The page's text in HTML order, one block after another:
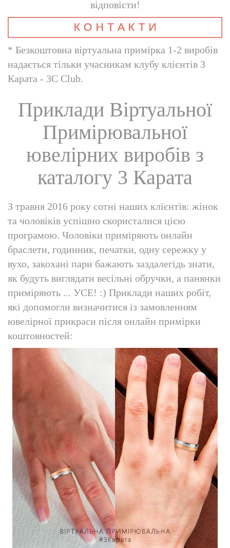
відповісти!
* Безкоштовна віртуальна примірка 1-2 виробів
надається тільки учасникам клубу клієнтів 3
Карата - 3С Club.
Приклади Віртуальної
Примірювальної
ювелірних виробів з
каталогу 3 Карата
З травня 2016 року сотні наших клієнтів: жінок
та чоловіків успішно скористалися цією
програмою. Чоловіки приміряють онлайн
браслети, годинник, печатки, одну сережку у
вухо, закохані пари бажають заздалегідь знати,
як будуть виглядати весільні обручки, а панянки
приміряють ... УСЕ! :) Приклади наших робіт,
які допомогли визначитися із замовленням
ювелірної прикраси після онлайн примірки
коштовностей: